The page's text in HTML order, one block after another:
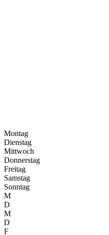
Montag
Dienstag
Mittwoch
Donnerstag
Freitag
Samstag
Sonntag
M
D
M
D
F